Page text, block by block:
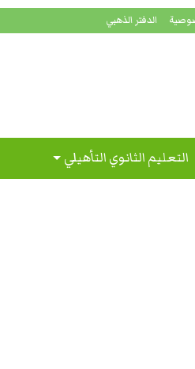
الدفتر الذهبي
التعليم الثانوي التأهيلي